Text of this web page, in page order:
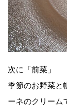
次に「前菜」
季節のお野菜と
ーネのクリーム